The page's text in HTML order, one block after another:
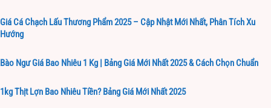
Giá Cá Chạch Lấu Thương Phẩm 2025 – Cập Nhật Mới Nhất, Phân Tích Xu
Hướng
Bào Ngư Giá Bao Nhiêu 1 Kg | Bảng Giá Mới Nhất 2025 & Cách Chọn Chuẩn
1kg Thịt Lợn Bao Nhiêu Tiền? Bảng Giá Mới Nhất 2025